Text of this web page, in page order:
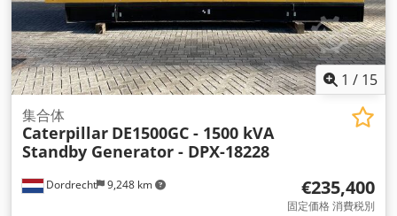
1 / 15
Dordrecht 9,248 km
集合体
Caterpillar DE1500GC - 1500 kVA
Standby Generator - DPX-18228
€235,400
固定価格 消費税別